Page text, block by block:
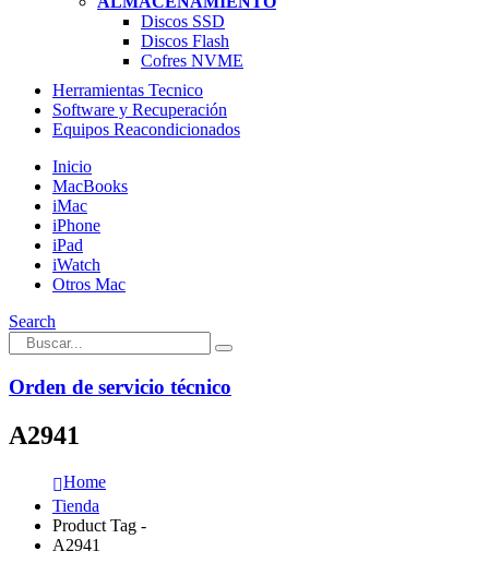
Discos SSD
Discos Flash
Cofres NVME
Herramientas Tecnico
Software y Recuperación
Equipos Reacondicionados
Inicio
MacBooks
iMac
iPhone
iPad
iWatch
Otros Mac
Search
Orden de servicio técnico
A2941
Home
Tienda
Product Tag -
A2941